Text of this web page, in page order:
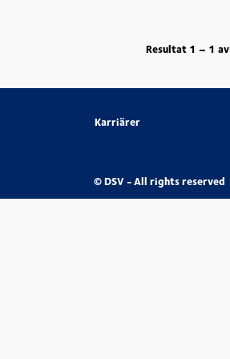
Resultat 1 – 1 av
Karriärer
© DSV - All rights reserved